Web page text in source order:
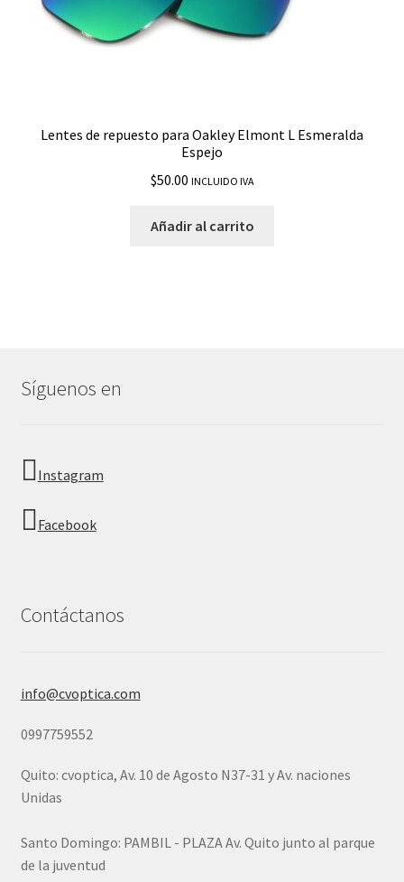
Lentes de repuesto para Oakley Elmont L Esmeralda
Espejo
$50.00 INCLUIDO IVA
Añadir al carrito
Síguenos en
Instagram
Facebook
Contáctanos
info@cvoptica.com
0997759552
Quito: cvoptica, Av. 10 de Agosto N37-31 y Av. naciones
Unidas
Santo Domingo: PAMBIL - PLAZA Av. Quito junto al parque
de la juventud